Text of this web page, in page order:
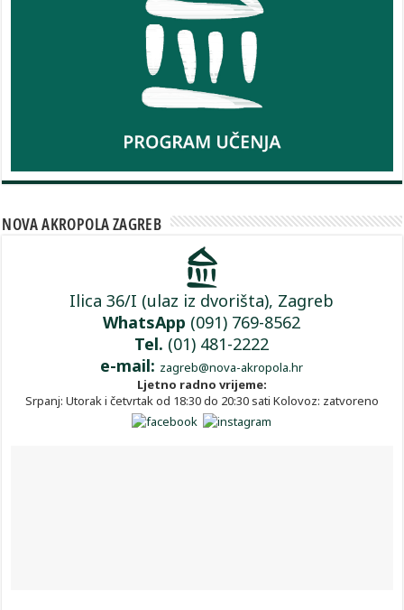
NOVA AKROPOLA ZAGREB
Ilica 36/I (ulaz iz dvorišta), Zagreb
WhatsApp (091) 769-8562
Tel. (01) 481-2222
e-mail: zagreb@nova-akropola.hr
Ljetno radno vrijeme:
Srpanj: Utorak i četvrtak od 18:30 do 20:30 sati Kolovoz: zatvoreno